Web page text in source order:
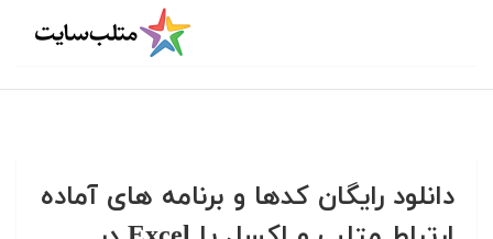
دانلود رایگان کدها و برنامه های آماده